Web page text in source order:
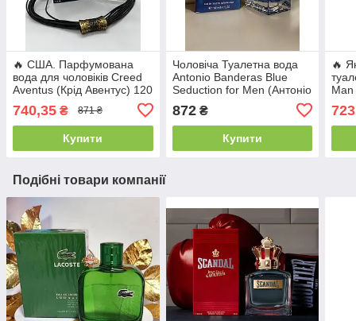
🔥 США. Парфумована
вода для чоловіків Creed
Aventus (Крід Авентус) 120
шипровий аромат
740,35 ₴ 871 ₴
Купити
Чоловіча Туалетна вода
Antonio Banderas Blue
Seduction for Men (Антоніо
Бандерас Блю Седакшн
Фо Мен) 100 мл. Стійкий
свіжий аромат
872₴
Купити
🔥
Подібні товари компанії